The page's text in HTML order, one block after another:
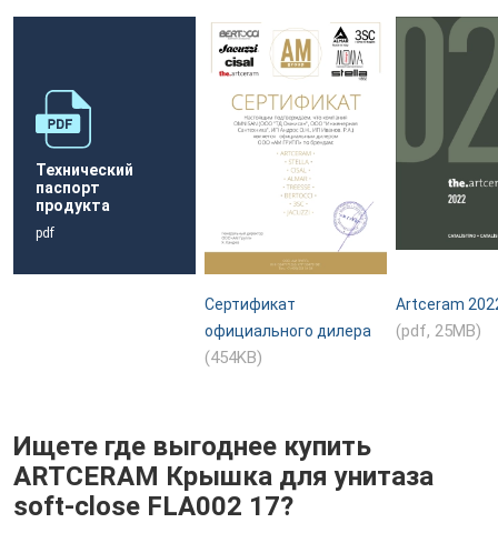
Технический
паспорт
продукта
pdf
Сертификат
официального дилера
(454KB)
Artceram
(pdf, 25MB)
Ищете где выгоднее купить
ARTCERAM Крышка для унитаза
soft-close FLA002 17?